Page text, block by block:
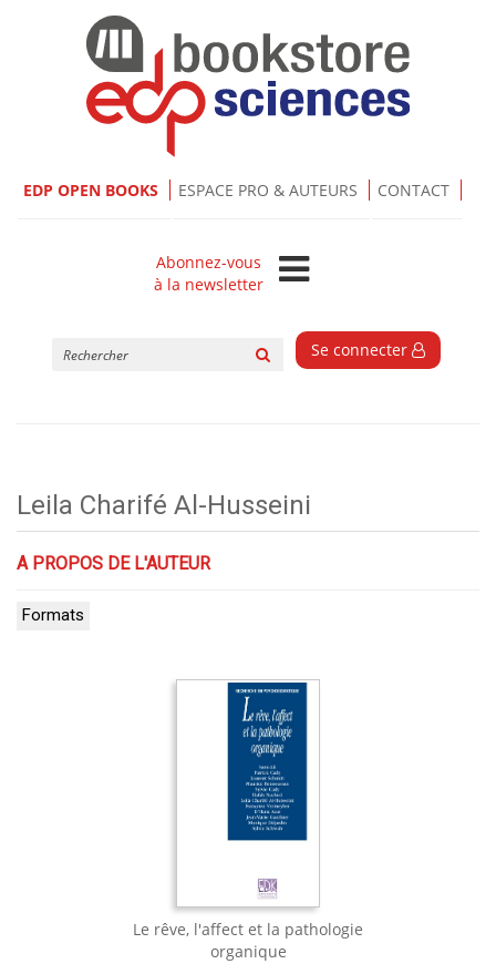
EDP OPEN BOOKS ESPACE PRO & AUTEURS CONTACT
Abonnez-vous
à la newsletter
Se connecter
Leila Charifé Al-Husseini
A PROPOS DE L'AUTEUR
Formats
Le rêve, l'affect et la pathologie
organique